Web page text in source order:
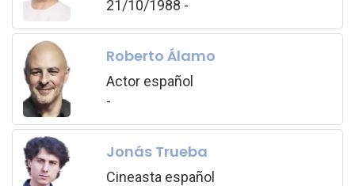
21/10/1988 -
Roberto Álamo
Actor español
-
Jonás Trueba
Cineasta español